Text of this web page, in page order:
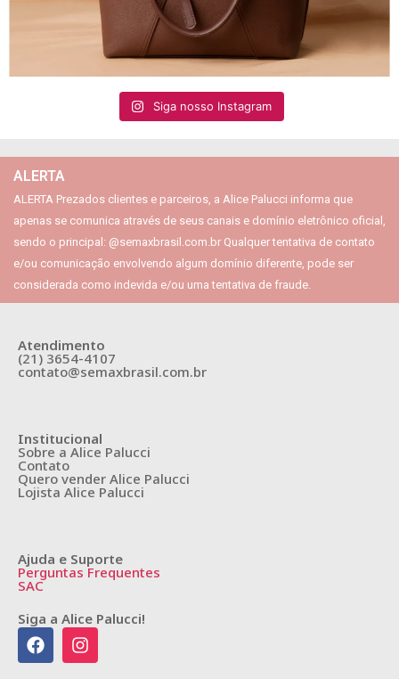
Siga nosso Instagram
ALERTA
ALERTA Prezados clientes e parceiros, a Alice Palucci informa que
apenas se comunica através de seus canais e domínio eletrônico oficial,
sendo o principal: @semaxbrasil.com.br Qualquer tentativa de contato
e/ou comunicação envolvendo algum domínio diferente, pode ser
considerada como indevida e/ou uma tentativa de fraude.
Atendimento
(21) 3654-4107
contato@semaxbrasil.com.br
Institucional
Sobre a Alice Palucci
Contato
Quero vender Alice Palucci
Lojista Alice Palucci
Ajuda e Suporte
Perguntas Frequentes
SAC
Siga a Alice Palucci!